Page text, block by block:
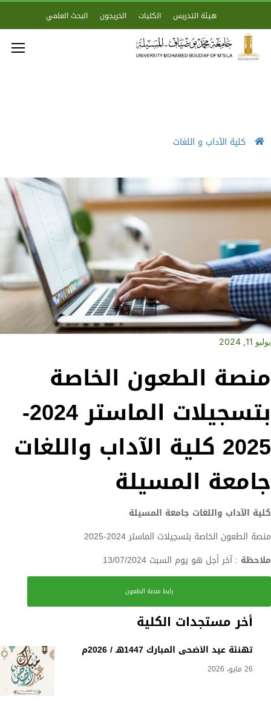
هيئة التدريس الكليات الخريجون البحث العلمي
كلية الآداب و اللغات
أخر مستجدات الكلية
تهنئة عيد الأضحى المبارك 1447هـ / 2026م
26 مايو، 2026
يوليو 11, 2024
منصة الطعون الخاصة
بتسجيلات الماستر 2024-
2025 كلية الآداب واللغات
جامعة المسيلة
كلية الآداب واللغات جامعة المسيلة
منصة الطعون الخاصة بتسجيلات الماستر 2024-2025
ملاحظة : آخر أجل هو يوم السبت 13/07/2024
رابط منصة الطعون